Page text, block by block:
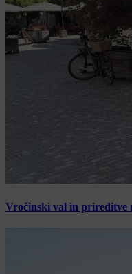
Vročinski val in prireditve